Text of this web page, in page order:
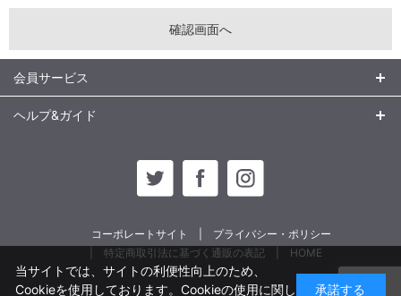
会員サービス
ヘルプ&ガイド
コーポレートサイト
プライバシー・ポリシー
特定商取引法に基づく通販の表記
HOME
当サイトでは、サイトの利便性向上のため、
Cookieを使用しております。Cookieの使用に関し
承諾する